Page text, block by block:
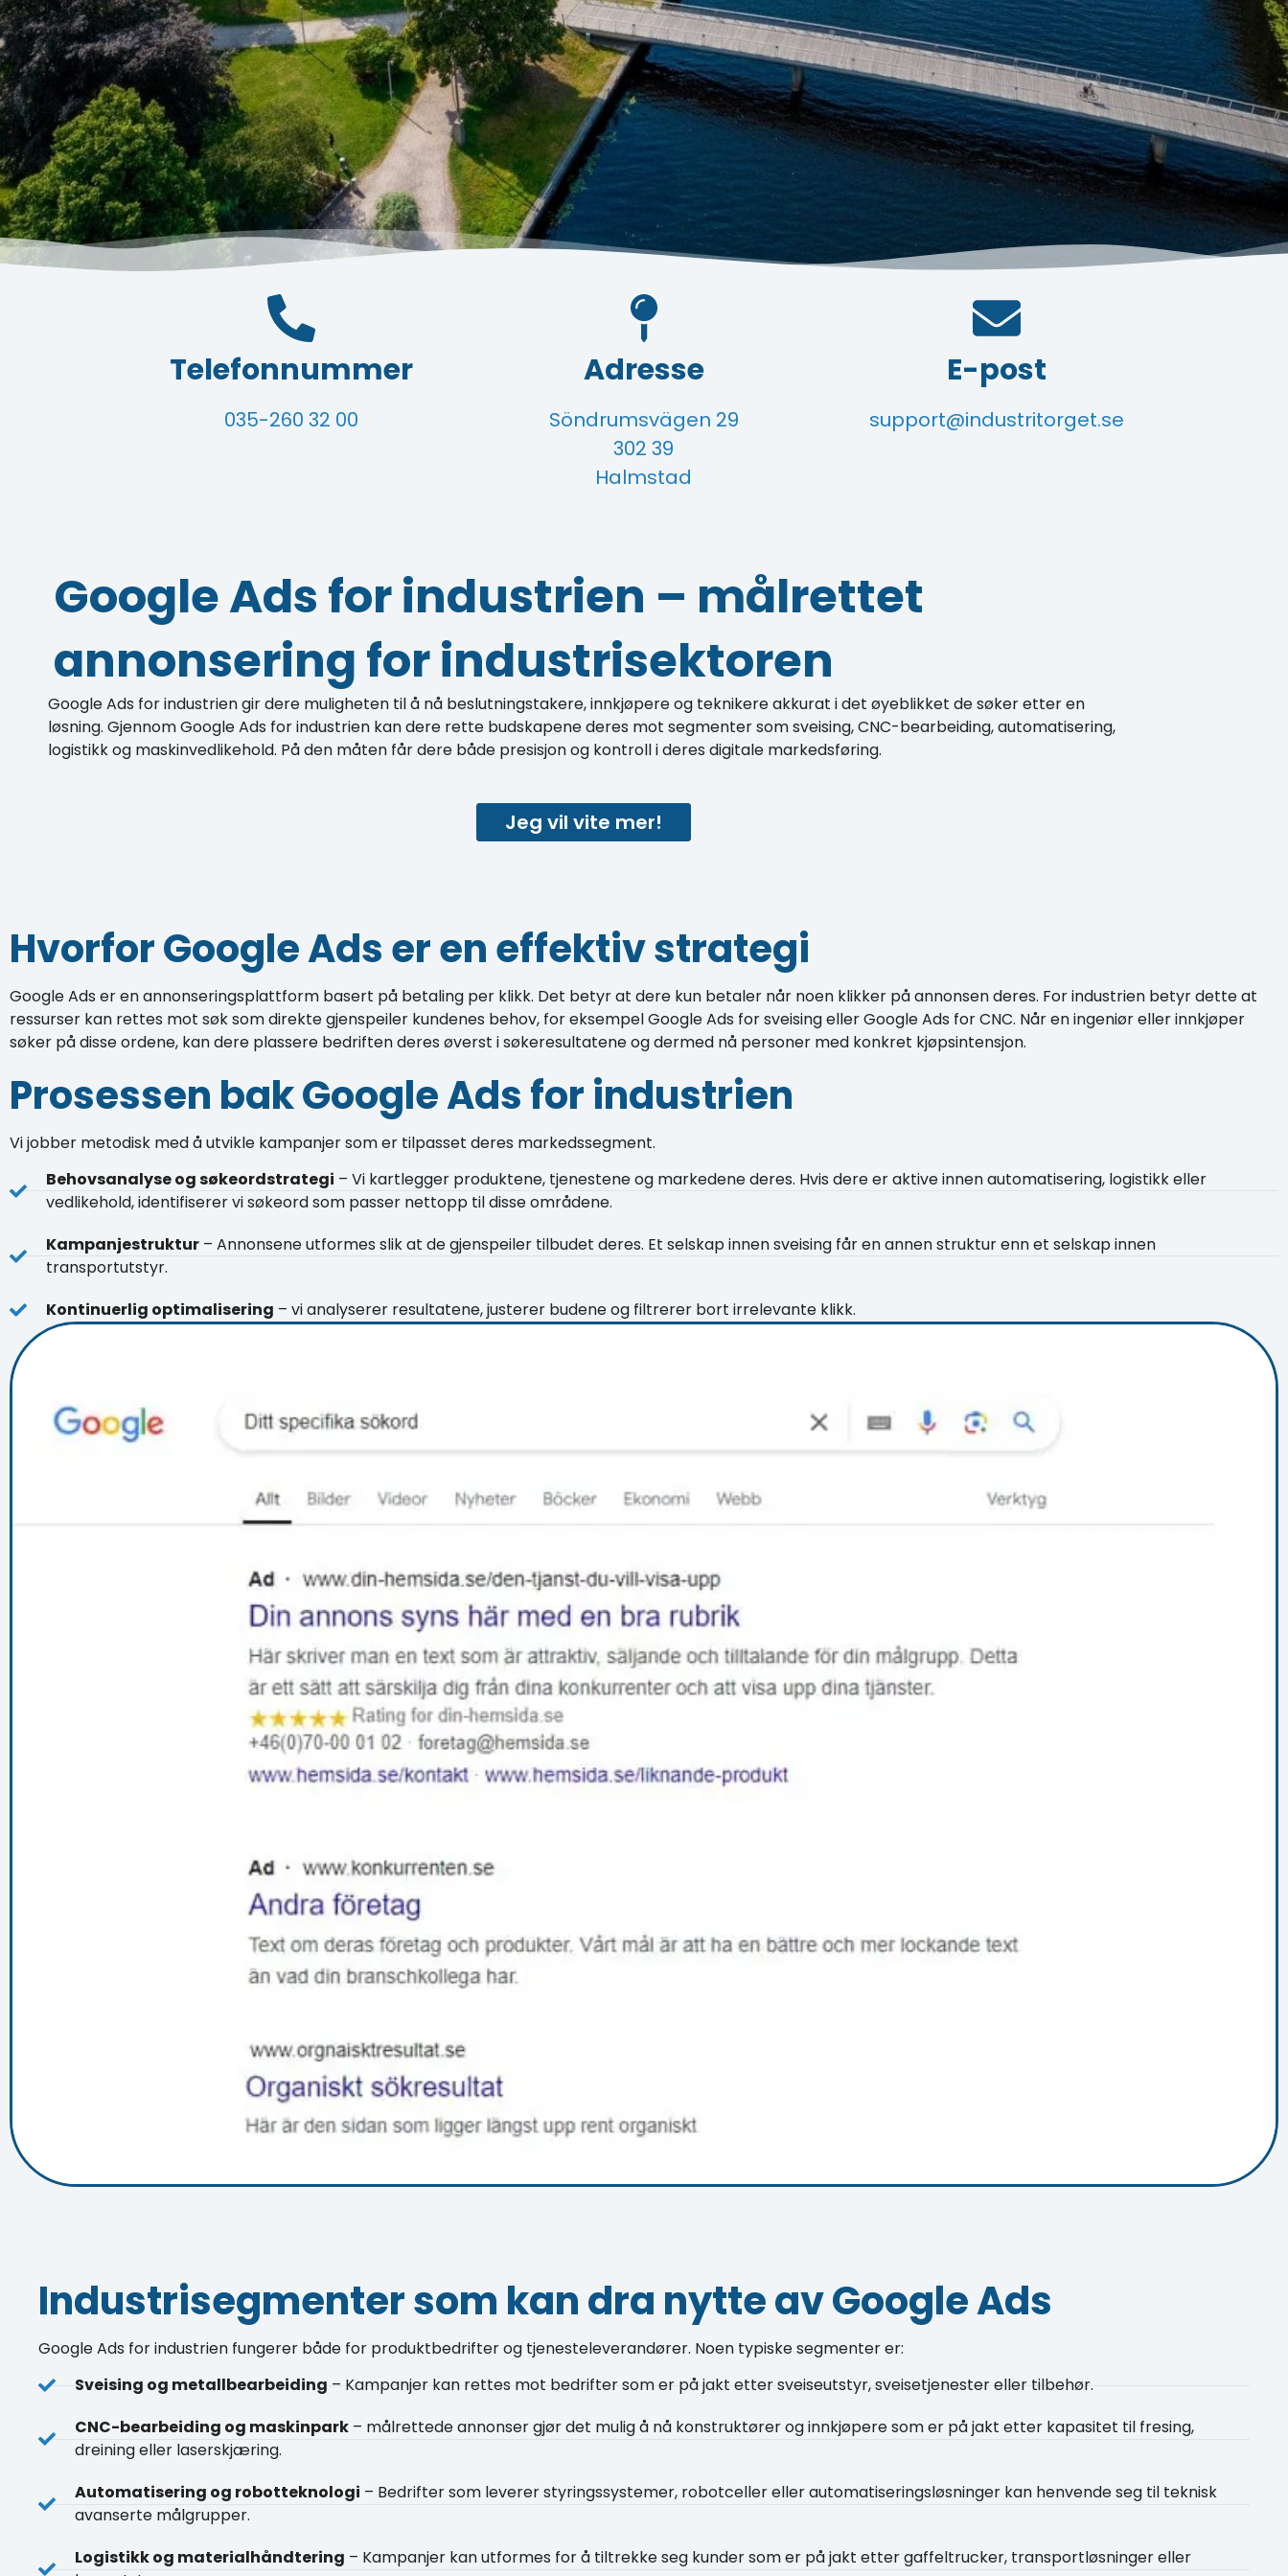
Telefonnummer
035-260 32 00
Adresse
Söndrumsvägen 29
302 39
Halmstad
E-post
support@industritorget.se
Google Ads for industrien – målrettet
annonsering for industrisektoren
Google Ads for industrien gir dere muligheten til å nå beslutningstakere, innkjøpere og teknikere akkurat i det øyeblikket de søker etter en
løsning. Gjennom Google Ads for industrien kan dere rette budskapene deres mot segmenter som sveising, CNC-bearbeiding, automatisering,
logistikk og maskinvedlikehold. På den måten får dere både presisjon og kontroll i deres digitale markedsføring.
Jeg vil vite mer!
Hvorfor Google Ads er en effektiv strategi
Google Ads er en annonseringsplattform basert på betaling per klikk. Det betyr at dere kun betaler når noen klikker på annonsen deres. For industrien betyr dette at
ressurser kan rettes mot søk som direkte gjenspeiler kundenes behov, for eksempel Google Ads for sveising eller Google Ads for CNC. Når en ingeniør eller innkjøper
søker på disse ordene, kan dere plassere bedriften deres øverst i søkeresultatene og dermed nå personer med konkret kjøpsintensjon.
Prosessen bak Google Ads for industrien
Vi jobber metodisk med å utvikle kampanjer som er tilpasset deres markedssegment.
Behovsanalyse og søkeordstrategi – Vi kartlegger produktene, tjenestene og markedene deres. Hvis dere er aktive innen automatisering, logistikk eller
vedlikehold, identifiserer vi søkeord som passer nettopp til disse områdene.
Kampanjestruktur– Annonsene utformes slik at de gjenspeiler tilbudet deres. Et selskap innen sveising får en annen struktur enn et selskap innen
transportutstyr.
Kontinuerlig optimalisering – vi analyserer resultatene, justerer budene og filtrerer bort irrelevante klikk.
Industrisegmenter som kan dra nytte av Google Ads
Google Ads for industrien fungerer både for produktbedrifter og tjenesteleverandører. Noen typiske segmenter er:
Sveising og metallbearbeiding – Kampanjer kan rettes mot bedrifter som er på jakt etter sveiseutstyr, sveisetjenester eller tilbehør.
CNC-bearbeiding og maskinpark– målrettede annonser gjør det mulig å nå konstruktører og innkjøpere som er på jakt etter kapasitet til fresing,
dreining eller laserskjæring.
Automatisering og robotteknologi – Bedrifter som leverer styringssystemer, robotceller eller automatiseringsløsninger kan henvende seg til teknisk
avanserte målgrupper.
Logistikk og materialhåndtering – Kampanjer kan utformes for å tiltrekke seg kunder som er på jakt etter gaffeltrucker, transportløsninger eller